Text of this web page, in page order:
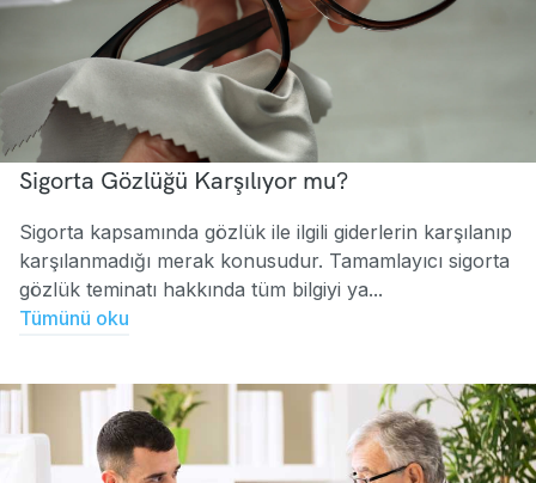
Sigorta Gözlüğü Karşılıyor mu?
Sigorta kapsamında gözlük ile ilgili giderlerin karşılanıp
karşılanmadığı merak konusudur. Tamamlayıcı sigorta
gözlük teminatı hakkında tüm bilgiyi ya...
Tümünü oku